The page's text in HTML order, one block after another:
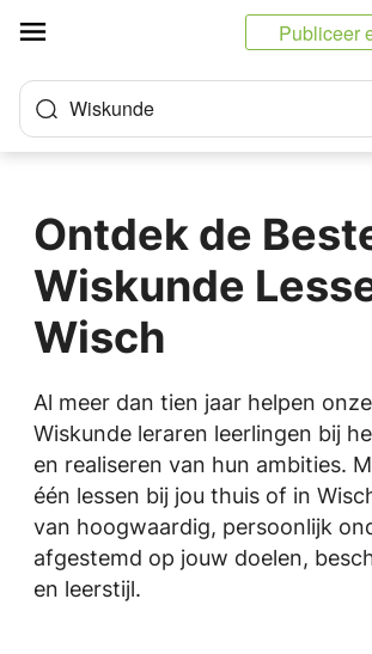
Publiceer
Wiskunde
Ontdek de
Wiskunde
Wisch
Al meer dan tien jaar helpen
Wiskunde leraren leerlingen bij
en realiseren van hun ambities.
één lessen bij jou thuis of in
van hoogwaardig, persoonlijk
afgestemd op jouw doelen,
en leerstijl.